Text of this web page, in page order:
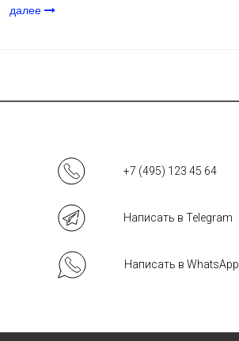
далее
+7 (495) 123 45 64
Написать в Telegram
Написать в WhatsApp